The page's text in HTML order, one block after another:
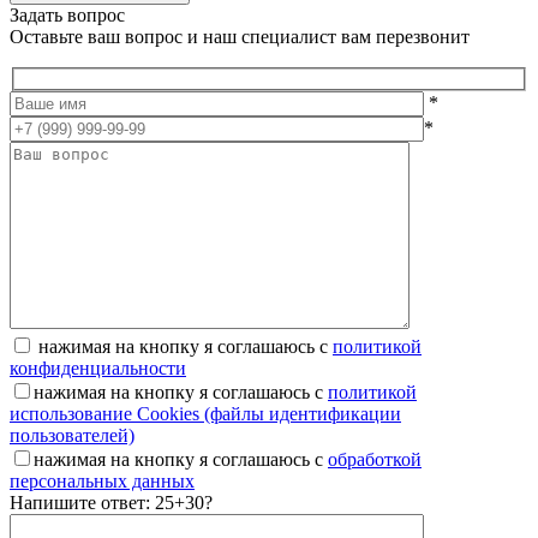
Задать вопрос
Оставьте ваш вопрос и наш специалист вам перезвонит
*
*
нажимая на кнопку я соглашаюсь с политикой
конфиденциальности
нажимая на кнопку я соглашаюсь с политикой
использование Cookies (файлы идентификации
пользователей)
нажимая на кнопку я соглашаюсь с обработкой
персональных данных
Напишите ответ: 25+30?